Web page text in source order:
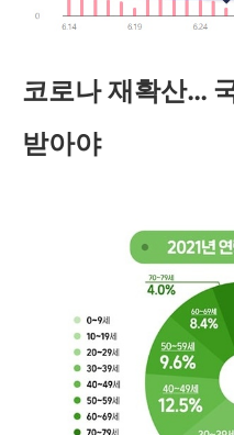
코로나 재확산…
받아야